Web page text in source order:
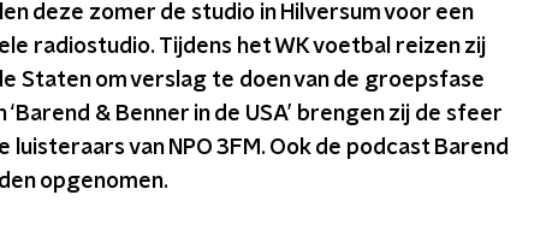
deze zomer de studio in Hilversum voor een
radiostudio. Tijdens het WK voetbal reizen zij
Staten om verslag te doen van de groepsfase
& Benner in de USA’ brengen zij de sfeer
van NPO 3FM. Ook de podcast Barend
opgenomen.